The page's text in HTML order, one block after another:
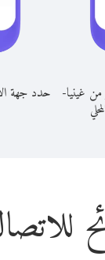
غينيا- حدد جهة